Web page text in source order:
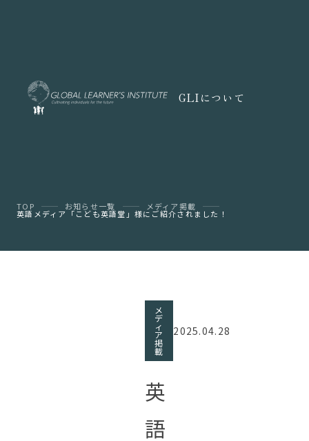
GLIについて
TOP お知らせ一覧 メディア掲載
英語メディア「こども英語堂」様にご紹介されました！
メ
デ
ィ
ア
掲
載
2025.04.28
英
語